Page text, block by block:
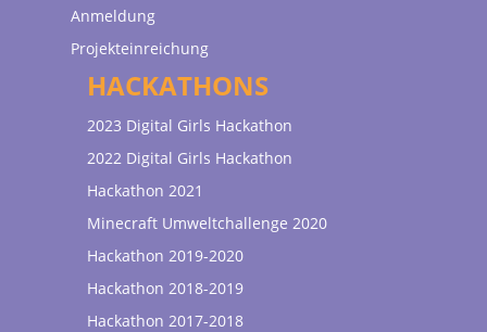
Anmeldung
Projekteinreichung
HACKATHONS
2023 Digital Girls Hackathon
2022 Digital Girls Hackathon
Hackathon 2021
Minecraft Umweltchallenge 2020
Hackathon 2019-2020
Hackathon 2018-2019
Hackathon 2017-2018